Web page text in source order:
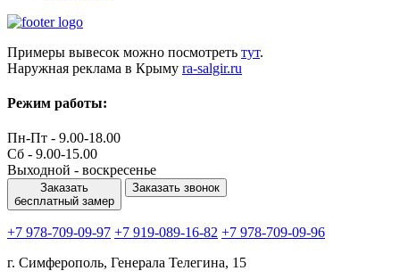
Примеры вывесок можно посмотреть тут.
Наружная реклама в Крыму ra-salgir.ru
Режим работы:
Пн-Пт - 9.00-18.00
Сб - 9.00-15.00
Выходной - воскресенье
Заказать
бесплатный замер
Заказать звонок
+7 978-709-09-97 +7 919-089-16-82 +7 978-709-09-96
г. Симферополь, Генерала Телегина, 15